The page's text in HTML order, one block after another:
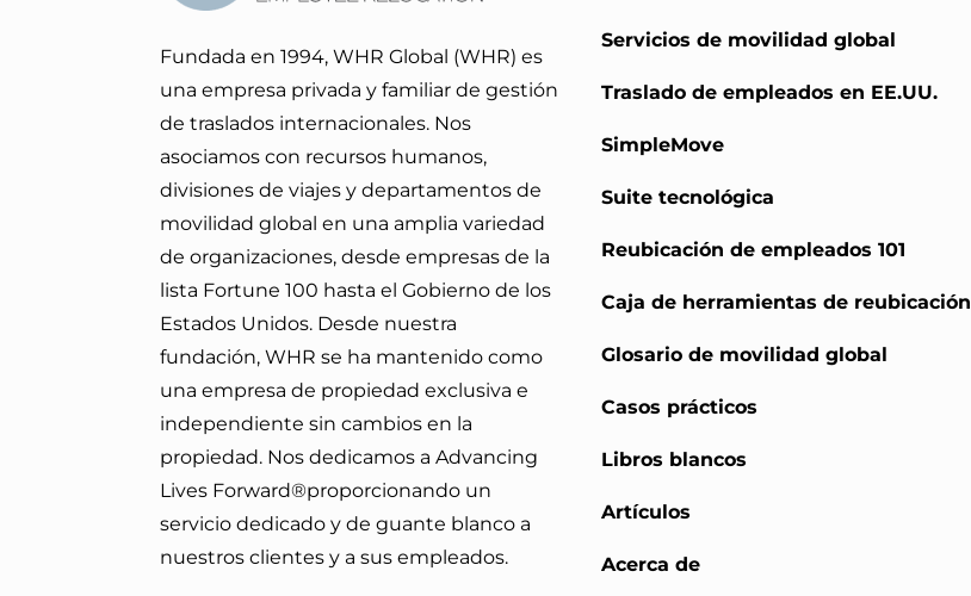
Fundada en 1994, WHR Global (WHR) es
una empresa privada y familiar de gestión
de traslados internacionales. Nos
asociamos con recursos humanos,
divisiones de viajes y departamentos de
movilidad global en una amplia variedad
de organizaciones, desde empresas de la
lista Fortune 100 hasta el Gobierno de los
Estados Unidos. Desde nuestra
fundación, WHR se ha mantenido como
una empresa de propiedad exclusiva e
independiente sin cambios en la
propiedad. Nos dedicamos a Advancing
Lives Forward®proporcionando un
servicio dedicado y de guante blanco a
nuestros clientes y a sus empleados.
Servicios de movilidad global
Traslado de empleados en EE.UU.
SimpleMove
Suite tecnológica
Reubicación de empleados 101
Caja de herramientas de reubicación
Glosario de movilidad global
Casos prácticos
Libros blancos
Artículos
Acerca de